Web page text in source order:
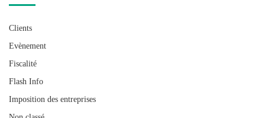
Clients
Evènement
Fiscalité
Flash Info
Imposition des entreprises